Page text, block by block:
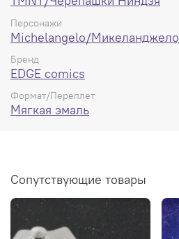
Персонажи
Michelangelo/Микеланджело
Бренд
EDGE comics
Формат/Переплет
Мягкая эмаль
Сопутствующие товары